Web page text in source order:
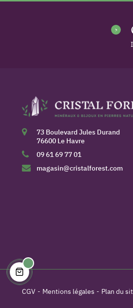
73 Boulevard Jules Durand
76600 Le Havre
09 61 69 77 01
magasin@cristalforest.com
CGV Mentions légales Plan du